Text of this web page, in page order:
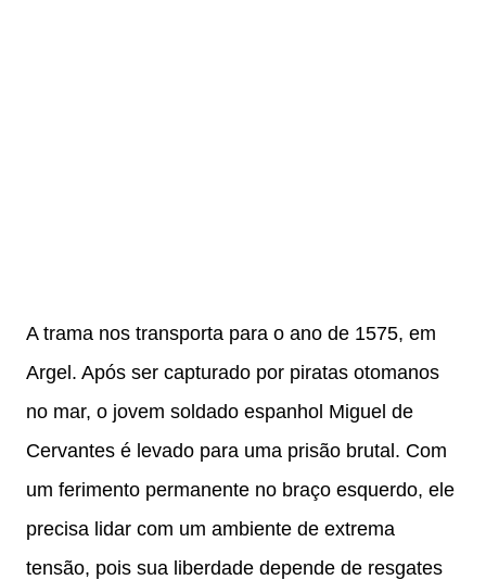
A trama nos transporta para o ano de 1575, em
Argel. Após ser capturado por piratas otomanos
no mar, o jovem soldado espanhol Miguel de
Cervantes é levado para uma prisão brutal. Com
um ferimento permanente no braço esquerdo, ele
precisa lidar com um ambiente de extrema
tensão, pois sua liberdade depende de resgates